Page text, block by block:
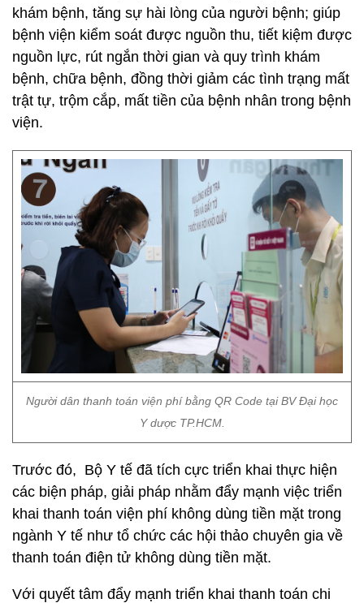
khám bệnh, tăng sự hài lòng của người bệnh; giúp
bệnh viện kiểm soát được nguồn thu, tiết kiệm được
nguồn lực, rút ngắn thời gian và quy trình khám
bệnh, chữa bệnh, đồng thời giảm các tình trạng mất
trật tự, trộm cắp, mất tiền của bệnh nhân trong bệnh
viện.
Người dân thanh toán viện phí bằng QR Code tại BV Đại học
Y dược TP.HCM.
Trước đó, Bộ Y tế đã tích cực triển khai thực hiện
các biện pháp, giải pháp nhằm đẩy mạnh việc triển
khai thanh toán viện phí không dùng tiền mặt trong
ngành Y tế như tổ chức các hội thảo chuyên gia về
thanh toán điện tử không dùng tiền mặt.
Với quyết tâm đẩy mạnh triển khai thanh toán chi